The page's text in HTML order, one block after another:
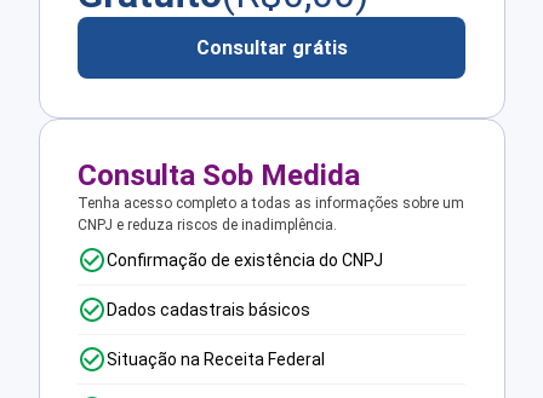
Consultar grátis
Consulta Sob Medida
Tenha acesso completo a todas as informações sobre um
CNPJ e reduza riscos de inadimplência.
Confirmação de existência do CNPJ
Dados cadastrais básicos
Situação na Receita Federal